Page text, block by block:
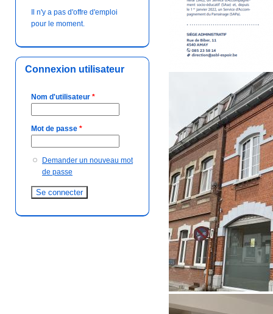
Il n'y a pas d'offre d'emploi
pour le moment.
Connexion utilisateur
Nom d'utilisateur *
Mot de passe *
Demander un nouveau mot
de passe